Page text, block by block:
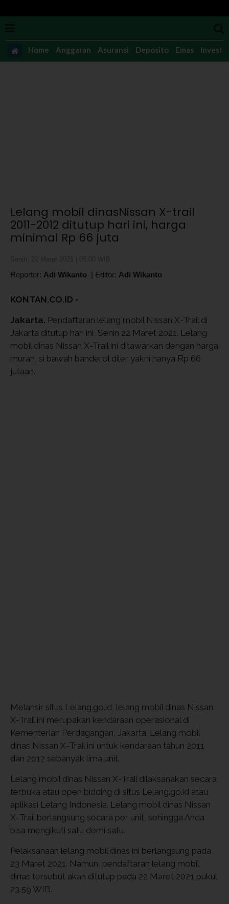
Home Anggaran Asuransi Deposito Emas
Lelang mobil dinasNissan X-trail
2011-2012 ditutup hari ini, harga
minimal Rp 66 juta
Reporter: Adi Wikanto | Editor: Adi Wikanto
KONTAN.CO.ID -
Jakarta. Pendaftaran lelang mobil Nissan X-Trail di
Jakarta ditutup hari ini, Senin 22 Maret 2021. Lelang
mobil dinas Nissan X-Trail ini ditawarkan dengan harga
murah, si bawah banderol diler yakni hanya Rp 66
jutaan.
Melansir situs Lelang.go.id, lelang mobil dinas Nissan
X-Trail ini merupakan kendaraan operasional di
Kementerian Perdagangan, Jakarta. Lelang mobil
dinas Nissan X-Trail ini untuk kendaraan tahun 2011
dan 2012 sebanyak lima unit.
Lelang mobil dinas Nissan X-Trail dilaksanakan secara
terbuka atau open bidding di situs Lelang.go.id atau
aplikasi Lelang Indonesia. Lelang mobil dinas Nissan
X-Trail berlangsung secara per unit, sehingga Anda
bisa mengikuti satu demi satu.
Pelaksanaan lelang mobil dinas ini berlangsung pada
23 Maret 2021. Namun, pendaftaran lelang mobil
dinas tersebut akan ditutup pada 22 Maret 2021 pukul
23.59 WIB.